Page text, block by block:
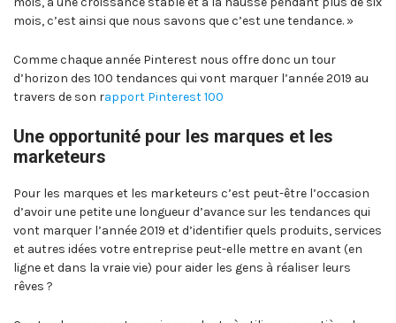
mois, c’est ainsi que nous savons que c’est une tendance. »
Comme chaque année Pinterest nous offre donc un tour
d’horizon des 100 tendances qui vont marquer l’année 2019 au
travers de son rapport Pinterest 100
Une opportunité pour les marques et les
marketeurs
Pour les marques et les marketeurs c’est peut-être l’occasion
d’avoir une petite une longueur d’avance sur les tendances qui
vont marquer l’année 2019 et d’identifier quels produits, services
et autres idées votre entreprise peut-elle mettre en avant (en
ligne et dans la vraie vie) pour aider les gens à réaliser leurs
rêves ?